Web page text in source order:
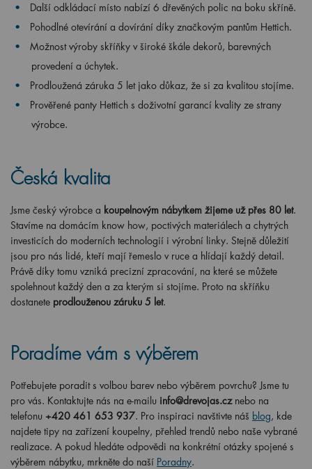
Další odkládací místo nabízí 6 dřevěných polic na boku skříně.
Pohodlné otevírání a dovírání díky značkovým pantům Hettich.
Možnost výroby skříňky v široké škále dekorů, barevných
provedení a úchytek.
Prodloužená záruka 5 let jako důkaz, že si za kvalitou stojíme.
Prověřené panty Hettich s doživotní garancí kvality ze strany
výrobce.
Česká kvalita
Jsme český výrobce a koupelnovým nábytkem žijeme už přes 80 let.
Stavíme na domácím know how, poctivých materiálech a chytrých
investicích do moderních technologií i výrobní linky. Stejně důležití
jsou pro nás lidé, kteří mají řemeslo v ruce a hlídají každý detail.
Právě díky tomu vzniká precizní zpracování, na které se můžete
spolehnout každý den a za kterým si stojíme. Proto na skříňku
dostanete prodlouženou záruku 5 let.
Poradíme vám s výběrem
Potřebujete poradit s volbou barev nebo výběrem povrchu? Jsme tu
pro vás. Kontaktujte nás na e-mailu info@drevojas.cz nebo na
telefonu +420 461 653 937. Pro inspiraci navštivte náš blog, kde
najdete tipy na zařízení koupelny, přehled trendů nebo naše vybrané
realizace. A pokud hledáte odpovědi na konkrétní otázky spojené s
výběrem nábytku, mrkněte do naší Poradny.